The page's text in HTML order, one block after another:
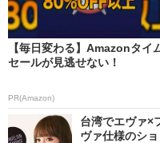
【毎日変わる】Amazonタイ
セールが見逃せない！
PR(Amazon)
台湾でエヴァ
ヴァ仕様のシ